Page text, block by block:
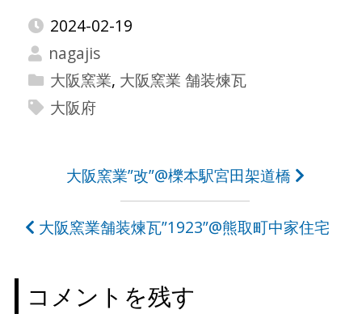
2024-02-19
nagajis
大阪窯業, 大阪窯業 舗装煉瓦
大阪府
ナ
ビ
ゲ
大阪窯業”改”@櫟本駅宮田架道橋
大阪窯業舗装煉瓦”1923”@熊取町中家住宅
コメントを残す